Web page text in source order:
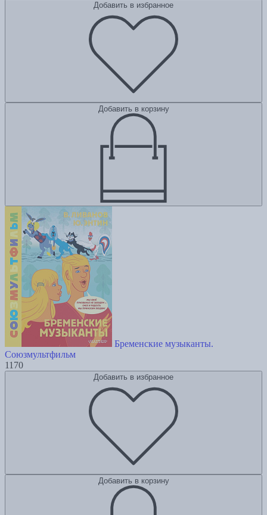
Добавить в избранное
Добавить в корзину
Бременские музыканты.
Союзмультфильм
1170
Добавить в избранное
Добавить в корзину